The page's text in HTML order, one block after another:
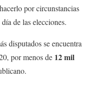
por circunstancias
de las elecciones.
disputados se encuentra
por menos de 12 mil